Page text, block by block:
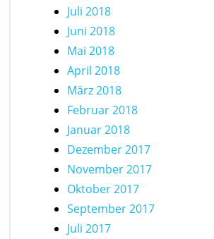
Juli 2018
Juni 2018
Mai 2018
April 2018
März 2018
Februar 2018
Januar 2018
Dezember 2017
November 2017
Oktober 2017
September 2017
Juli 2017